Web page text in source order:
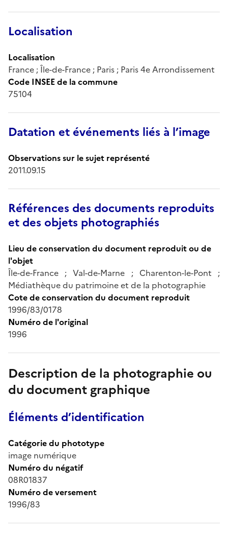
Localisation
Localisation
France ; Île-de-France ; Paris ; Paris 4e Arrondissement
Code INSEE de la commune
75104
Datation et événements liés à l’image
Observations sur le sujet représenté
2011.09.15
Références des documents reproduits
et des objets photographiés
Lieu de conservation du document reproduit ou de
l'objet
Île-de-France ; Val-de-Marne ; Charenton-le-Pont ;
Médiathèque du patrimoine et de la photographie
Cote de conservation du document reproduit
1996/83/0178
Numéro de l'original
1996
Description de la photographie ou
du document graphique
Éléments d’identification
Catégorie du phototype
image numérique
Numéro du négatif
08R01837
Numéro de versement
1996/83